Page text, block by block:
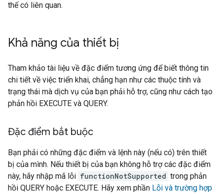
thế có liên quan.
Khả năng của thiết bị
Tham khảo tài liệu về đặc điểm tương ứng để biết thông tin
chi tiết về việc triển khai, chẳng hạn như các thuộc tính và
trạng thái mà dịch vụ của bạn phải hỗ trợ, cũng như cách tạo
phản hồi EXECUTE và QUERY.
Đặc điểm bắt buộc
Bạn phải có những đặc điểm và lệnh này (nếu có) trên thiết
bị của mình. Nếu thiết bị của bạn không hỗ trợ các đặc điểm
này, hãy nhập mã lỗi functionNotSupported trong phản
hồi QUERY hoặc EXECUTE. Hãy xem phần Lỗi và trường hợp